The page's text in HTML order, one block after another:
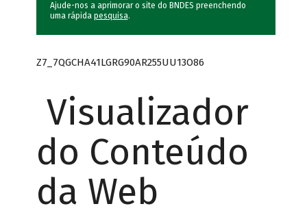
Ajude-nos a aprimorar o site do BNDES preenchendo
uma rápida pesquisa.
Z7_7QGCHA41LGRG90AR255UU13O86
Visualizador
do Conteúdo
da Web